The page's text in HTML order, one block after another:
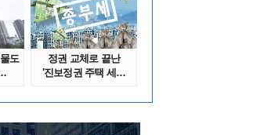
도
정권 교체로 끝난
'진보정권 주택 세금